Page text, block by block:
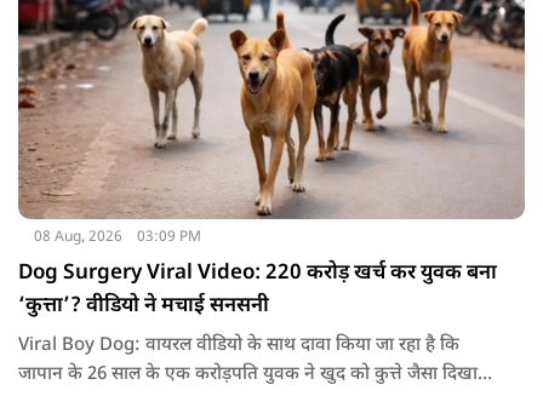
08 Aug, 2026 03:09 PM
Dog Surgery Viral Video: 220 करोड़ खर्च कर युवक बना
‘कुत्ता’? वीडियो ने मचाई सनसनी
Viral Boy Dog: वायरल वीडियो के साथ दावा किया जा रहा है कि
जापान के 26 साल के एक करोड़पति युवक ने खुद को कुत्ते जैसा दिखाने